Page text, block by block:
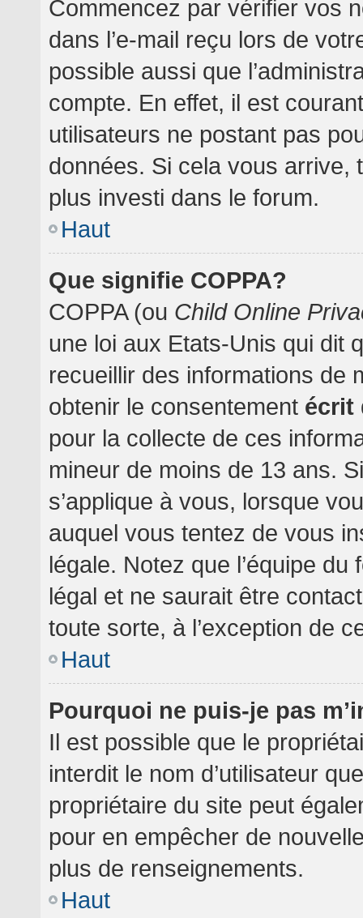
Commencez par vérifier vos
dans l’e-mail reçu lors de
possible aussi que
compte. En effet, il est
utilisateurs ne postant pas
données. Si cela vous
plus investi dans le forum.
Haut
Que signifie COPPA?
COPPA (ou Child Online
une loi aux Etats-Unis qui dit
recueillir des informations de
obtenir le consentement écrit
pour la collecte de ces
mineur de moins de 13 ans.
s’applique à vous, lorsque
auquel vous tentez de vous
légale. Notez que l’équipe
légal et ne saurait être
toute sorte, à l’exception de
Haut
Pourquoi ne puis-je pas
Il est possible que le
interdit le nom d’utilisateur
propriétaire du site peut
pour en empêcher de
plus de renseignements.
Haut